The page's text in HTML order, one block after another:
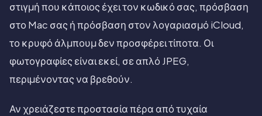
στιγμή που κάποιος έχει τον κωδικό σας, πρόσβαση
στο Mac σας ή πρόσβαση στον λογαριασμό iCloud,
το κρυφό άλμπουμ δεν προσφέρει τίποτα. Οι
φωτογραφίες είναι εκεί, σε απλό JPEG,
περιμένοντας να βρεθούν.
Αν χρειάζεστε προστασία πέρα από τυχαία